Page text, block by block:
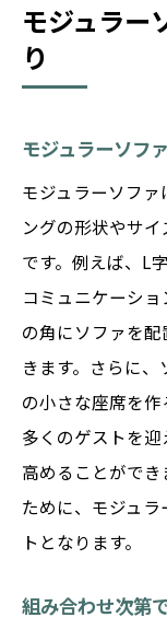
モジュラー
り
モジュラーソフ
モジュラーソフ
ングの形状やサ
です。例えば、L
コミュニケーシ
の角にソファを
きます。さらに
の小さな座席を
多くのゲストを
高めることがで
ために、モジュ
トとなります。
組み合わせ次第